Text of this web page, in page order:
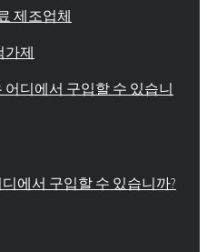
제조업체
가제
디에서 구입할 수 있습니
에서 구입할 수 있습니까?